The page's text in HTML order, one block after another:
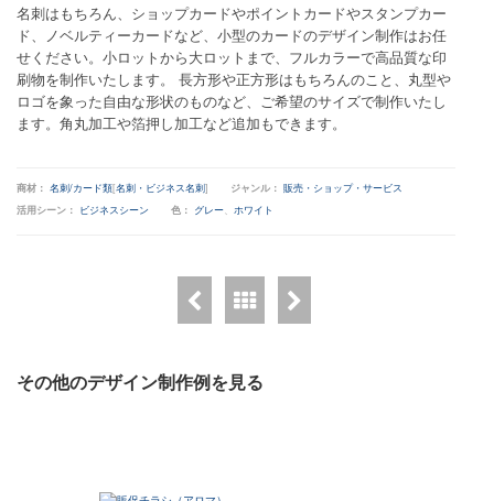
名刺はもちろん、ショップカードやポイントカードやスタンプカー
ド、ノベルティーカードなど、小型のカードのデザイン制作はお任
せください。小ロットから大ロットまで、フルカラーで高品質な印
刷物を制作いたします。 長方形や正方形はもちろんのこと、丸型や
ロゴを象った自由な形状のものなど、ご希望のサイズで制作いたし
ます。角丸加工や箔押し加工など追加もできます。
商材： 名刺/カード類[名刺・ビジネス名刺] ジャンル： 販売・ショップ・サービス
活用シーン： ビジネスシーン 色： グレー ホワイト
その他のデザイン制作例を見る